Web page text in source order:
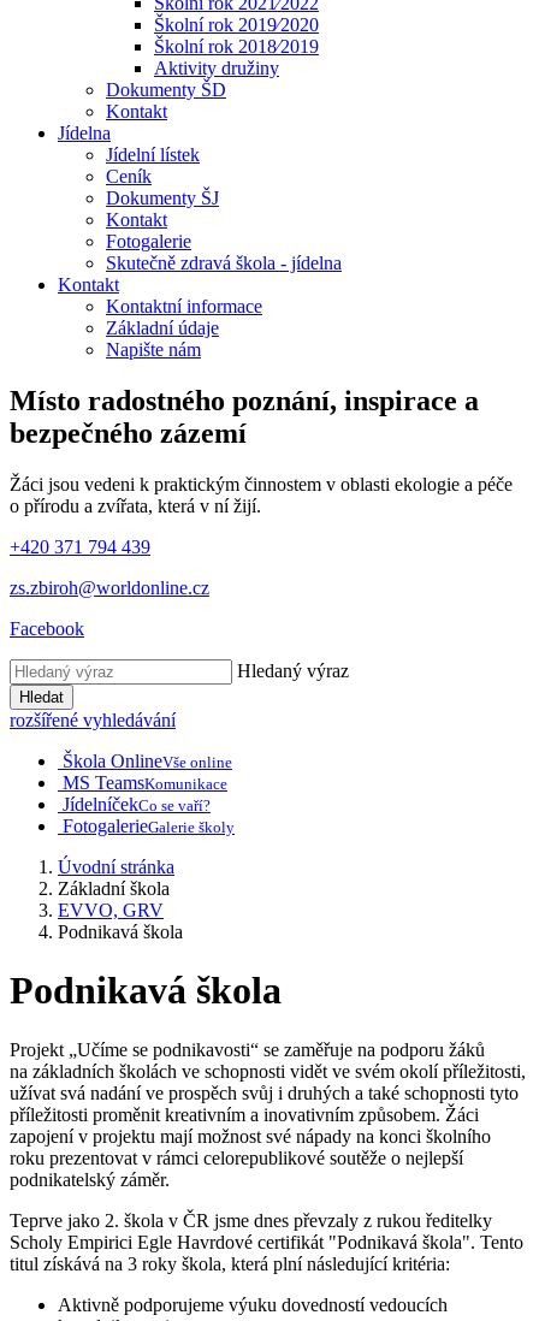
Školní rok 2019⁄2020
Školní rok 2018⁄2019
Aktivity družiny
Dokumenty ŠD
Kontakt
Jídelna
Jídelní lístek
Ceník
Dokumenty ŠJ
Kontakt
Fotogalerie
Skutečně zdravá škola - jídelna
Kontakt
Kontaktní informace
Základní údaje
Napište nám
Místo radostného poznání, inspirace a
bezpečného zázemí
Žáci jsou vedeni k praktickým činnostem v oblasti ekologie a péče
o přírodu a zvířata, která v ní žijí.
+420 371 794 439
zs.zbiroh@worldonline.cz
Facebook
Hledaný výraz
Hledat
rozšířené vyhledávání
Škola OnlineVše online
MS TeamsKomunikace
JídelníčekCo se vaří?
FotogalerieGalerie školy
Úvodní stránka
Základní škola
EVVO, GRV
Podnikavá škola
Podnikavá škola
Projekt „Učíme se podnikavosti“ se zaměřuje na podporu žáků
na základních školách ve schopnosti vidět ve svém okolí příležitosti,
užívat svá nadání ve prospěch svůj i druhých a také schopnosti tyto
příležitosti proměnit kreativním a inovativním způsobem. Žáci
zapojení v projektu mají možnost své nápady na konci školního
roku prezentovat v rámci celorepublikové soutěže o nejlepší
podnikatelský záměr.
Teprve jako 2. škola v ČR jsme dnes převzaly z rukou ředitelky
Scholy Empirici Egle Havrdové certifikát "Podnikavá škola". Tento
titul získává na 3 roky škola, která plní následující kritéria:
Aktivně podporujeme výuku dovedností vedoucích